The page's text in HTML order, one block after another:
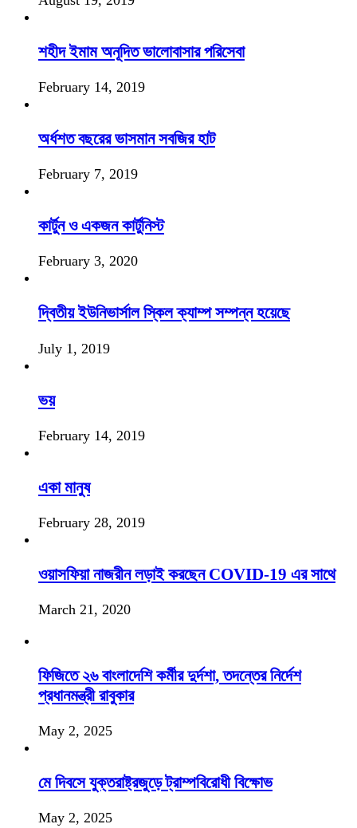
শহীদ ইমাম অনূদিত ভালোবাসার পরিসেবা
February 14, 2019
অর্ধশত বছরের ভাসমান সবজির হাট
February 7, 2019
কার্টুন ও একজন কার্টুনিস্ট
February 3, 2020
দ্বিতীয় ইউনিভার্সাল স্কিল ক্যাম্প সম্পন্ন হয়েছে
July 1, 2019
ভয়
February 14, 2019
একা মানুষ
February 28, 2019
ওয়াসফিয়া নাজরীন লড়াই করছেন COVID-19 এর সাথে
March 21, 2020
ফিজিতে ২৬ বাংলাদেশি কর্মীর দুর্দশা, তদন্তের নির্দেশ
প্রধানমন্ত্রী রাবুকার
May 2, 2025
মে দিবসে যুক্তরাষ্ট্রজুড়ে ট্রাম্পবিরোধী বিক্ষোভ
May 2, 2025